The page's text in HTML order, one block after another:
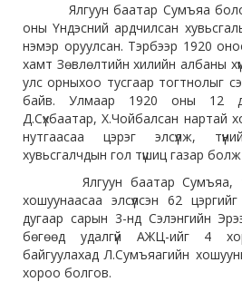
Ялгуун баатар Сумъяа
оны Үндэсний ардчилсан
нэмэр оруулсан. Тэрбээр 1920
хамт Зөвлөлтийн хилийн албаны
улс орныхоо тусгаар тогтнолыг
байв. Улмаар 1920 оны 12
Д.Сүхбаатар, Х.Чойбалсан нартай
нутгаасаа цэрэг элсүүлж,
хувьсгалчдын гол түшиц газар
Ялгуун баатар Сумъяа,
хошуунаасаа элсүүлсэн 62
дугаар сарын 3-нд Сэлэнгийн
бөгөөд удалгүй АЖЦ-ийг 4
байгуулахад Л.Сумъяагийн хошууны
хороо болгов.